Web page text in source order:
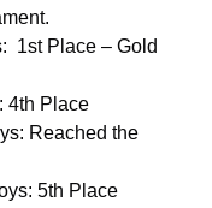
1st Place – Gold
4th Place
Reached the
5th Place